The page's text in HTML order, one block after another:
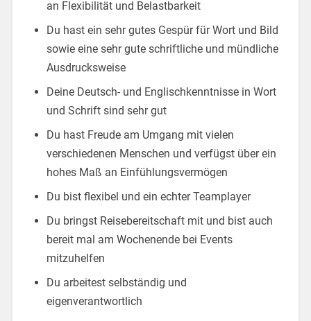
an Flexibilität und Belastbarkeit
Du hast ein sehr gutes Gespür für Wort und Bild
sowie eine sehr gute schriftliche und mündliche
Ausdrucksweise
Deine Deutsch- und Englischkenntnisse in Wort
und Schrift sind sehr gut
Du hast Freude am Umgang mit vielen
verschiedenen Menschen und verfügst über ein
hohes Maß an Einfühlungsvermögen
Du bist flexibel und ein echter Teamplayer
Du bringst Reisebereitschaft mit und bist auch
bereit mal am Wochenende bei Events
mitzuhelfen
Du arbeitest selbständig und
eigenverantwortlich